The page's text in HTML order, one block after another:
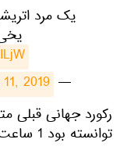
یک مرد
— Funnyfar (@Funnyfar2)
2019
​رکورد جهانی قبلی
توانسته بود 1 ساعت 53 دقیقه در این محفظه بماند.